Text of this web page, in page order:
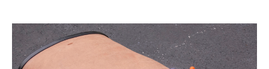
低体温防止
(Hypothermia)
もっと見る
もっと見る
採用情報（外部サイトに移動します）
お問合せ